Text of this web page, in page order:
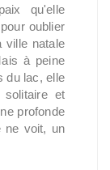
qu'elle
oublier
ville natale
à peine
du lac, elle
et
profonde
ne voit, un